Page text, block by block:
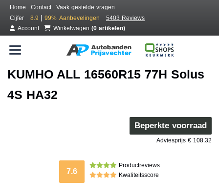
Home Contact
Vaak gestelde vragen
Cijfer
8.9 | 99% Aanbevelingen
5403 Reviews
Account
Winkelwagen (0 artikelen)
KUMHO ALL 16560R15 77H Solus
4S HA32
Beperkte voorraad
Adviesprijs € 108.32
7.6
Productreviews
Kwaliteitsscore